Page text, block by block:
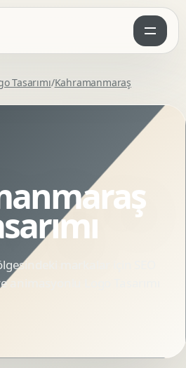
Tasarımı/Kahramanmaraş
markalar için SEO
Logo Tasarımı